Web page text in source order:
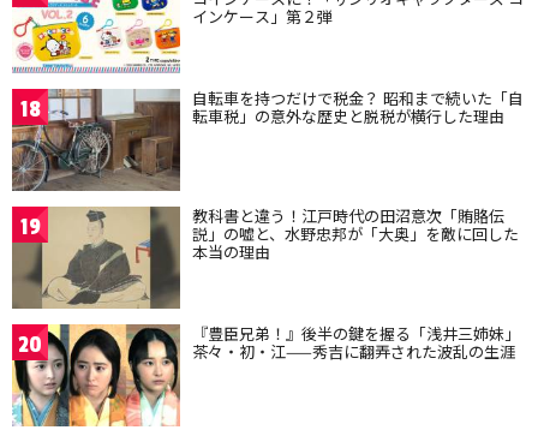
インケース」第２弾
18 自転車を持つだけで税金？ 昭和まで続いた「自
転車税」の意外な歴史と脱税が横行した理由
19 教科書と違う！江戸時代の田沼意次「賄賂伝
説」の嘘と、水野忠邦が「大奥」を敵に回した
本当の理由
20 『豊臣兄弟！』後半の鍵を握る「浅井三姉妹」
茶々・初・江——秀吉に翻弄された波乱の生涯